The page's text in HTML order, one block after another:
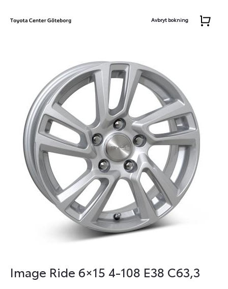
Avbryt bokning
Image Ride 6×15 4-108 E38 C63,3